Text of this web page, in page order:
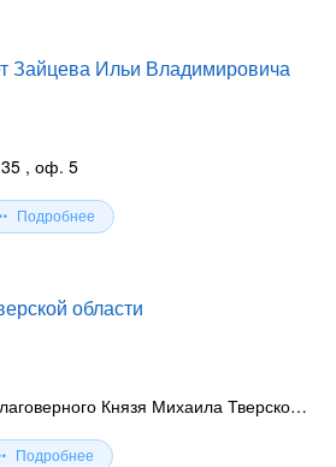
Зайцева Ильи Владимировича
, оф. 5
Подробнее
области
г. Тверь, пл. Святого Благоверного Князя Михаила Тверского, 5
Подробнее